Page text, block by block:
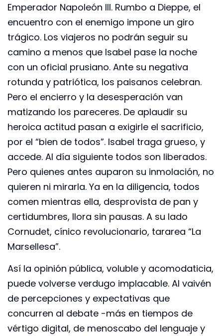
Emperador Napoleón III. Rumbo a Dieppe, el
encuentro con el enemigo impone un giro
trágico. Los viajeros no podrán seguir su
camino a menos que Isabel pase la noche
con un oficial prusiano. Ante su negativa
rotunda y patriótica, los paisanos celebran.
Pero el encierro y la desesperación van
matizando los pareceres. De aplaudir su
heroica actitud pasan a exigirle el sacrificio,
por el “bien de todos”. Isabel traga grueso, y
accede. Al día siguiente todos son liberados.
Pero quienes antes auparon su inmolación, no
quieren ni mirarla. Ya en la diligencia, todos
comen mientras ella, desprovista de pan y
certidumbres, llora sin pausas. A su lado
Cornudet, cínico revolucionario, tararea “La
Marsellesa”.
Así la opinión pública, voluble y acomodaticia,
puede volverse verdugo implacable. Al vaivén
de percepciones y expectativas que
concurren al debate -más en tiempos de
vértigo digital, de menoscabo del lenguaje y